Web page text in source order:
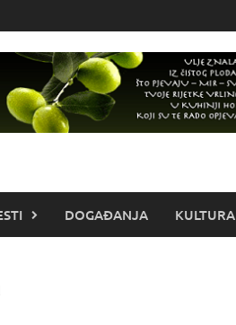
DOGAĐANJA KULTURA